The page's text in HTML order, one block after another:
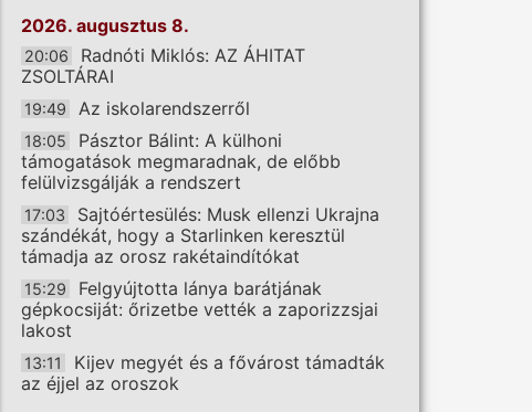
2026. augusztus 8.
20:06
Radnóti Miklós: AZ ÁHITAT
ZSOLTÁRAI
19:49 Az iskolarendszerről
18:05
Pásztor Bálint: A külhoni
támogatások megmaradnak, de előbb
felülvizsgálják a rendszert
17:03
Sajtóértesülés: Musk ellenzi Ukrajna
szándékát, hogy a Starlinken keresztül
támadja az orosz rakétaindítókat
15:29
Felgyújtotta lánya barátjának
gépkocsiját: őrizetbe vették a zaporizzsjai
lakost
13:11
Kijev megyét és a fővárost támadták
az éjjel az oroszok